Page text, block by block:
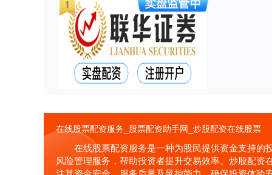
在线股票配资服务_股票配资助手网_炒股配资在线股票
在线股票配资服务是一种为股民提供资金支持
风险管理服务，帮助投资者提升交易效率。炒股配